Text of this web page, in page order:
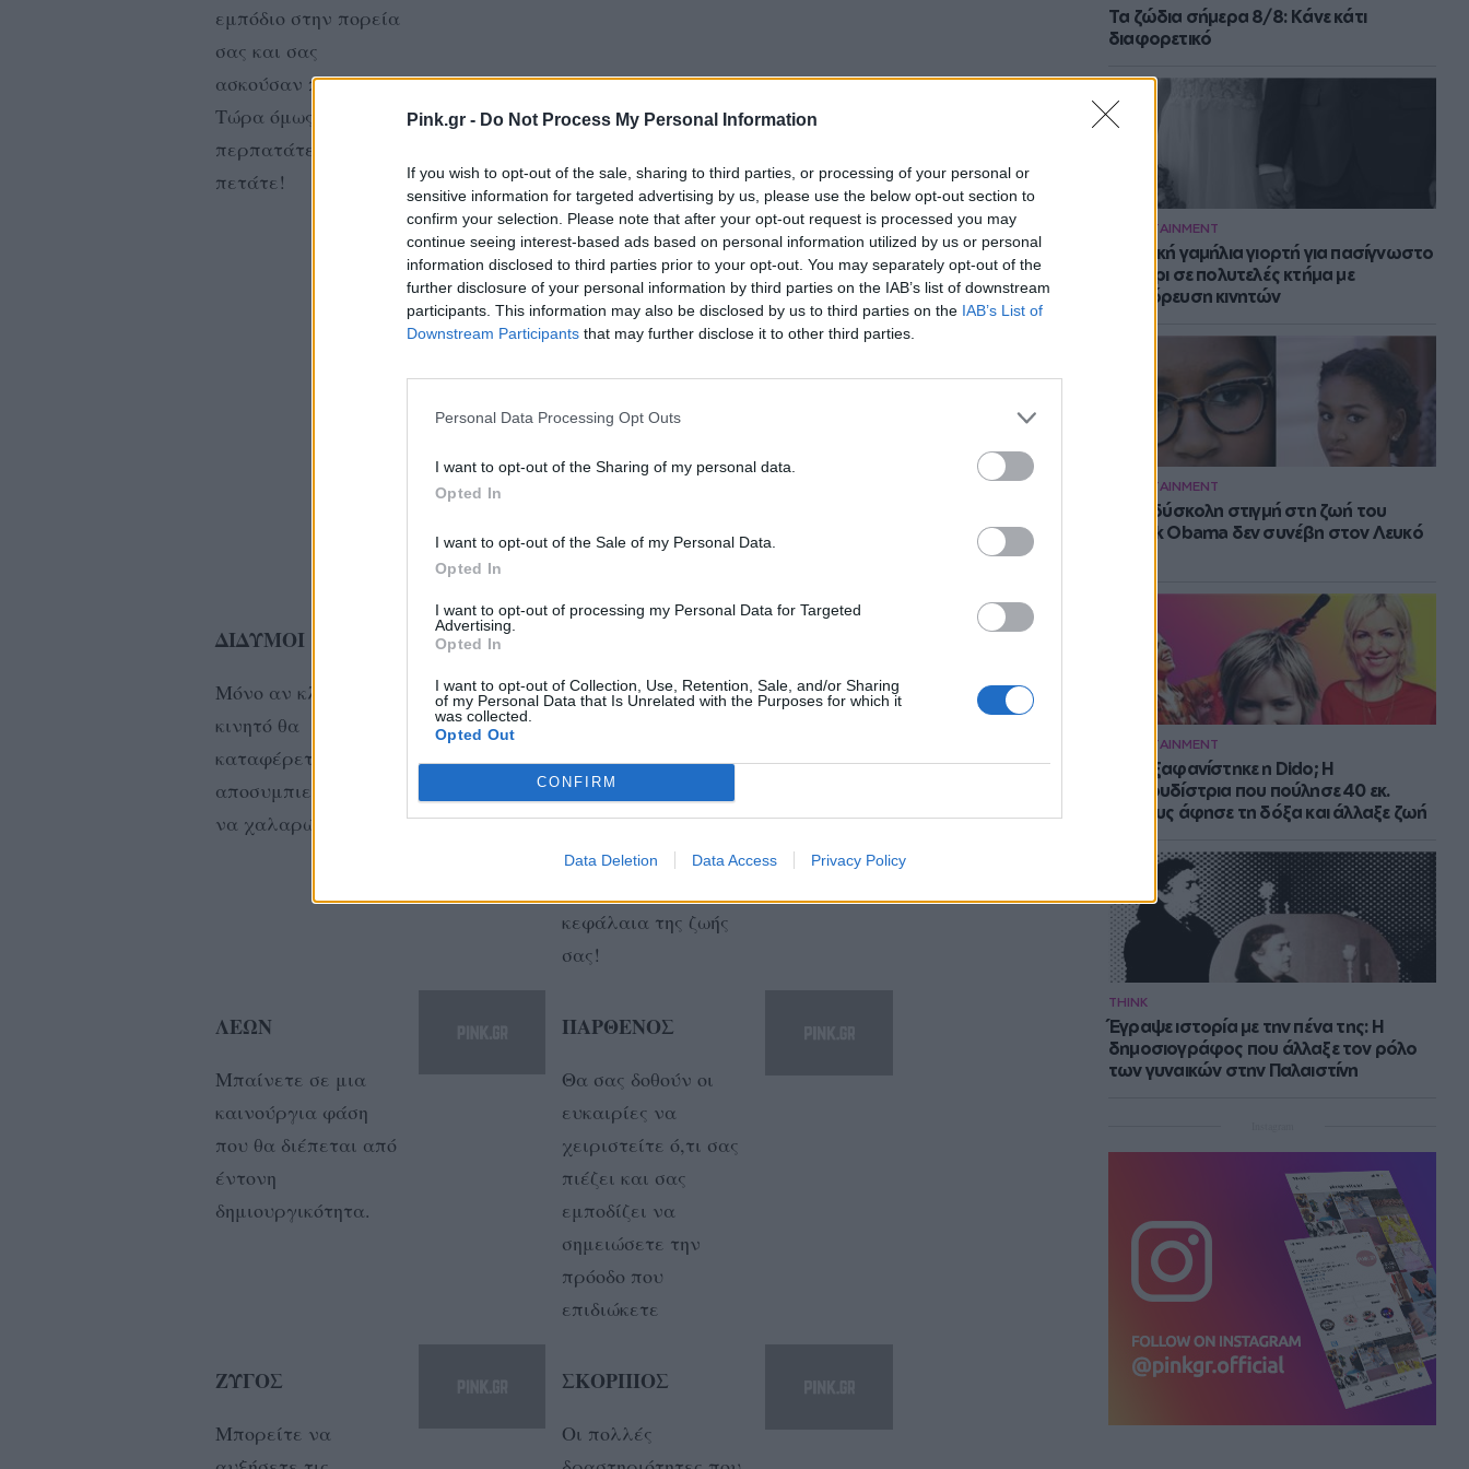
Pink.gr - Do Not Process My Personal Information
If you wish to opt-out of the sale, sharing to third parties, or processing of your personal or
sensitive information for targeted advertising by us, please use the below opt-out section to
confirm your selection. Please note that after your opt-out request is processed you may
continue seeing interest-based ads based on personal information utilized by us or personal
information disclosed to third parties prior to your opt-out. You may separately opt-out of the
further disclosure of your personal information by third parties on the IAB’s list of downstream
participants. This information may also be disclosed by us to third parties on the IAB’s List of
Downstream Participants that may further disclose it to other third parties.
Personal Data Processing Opt Outs
I want to opt-out of the Sharing of my personal data.
Opted In
I want to opt-out of the Sale of my Personal Data.
Opted In
I want to opt-out of processing my Personal Data for Targeted
Advertising.
Opted In
I want to opt-out of Collection, Use, Retention, Sale, and/or Sharing
of my Personal Data that Is Unrelated with the Purposes for which it
was collected.
Opted Out
CONFIRM
Data Deletion Data Access Privacy Policy
Τα ζώδια σήμερα 8/8: Κάνε κάτι
διαφορετικό
ENTERTAINMENT
Μυστική γαμήλια γιορτή για πασίγνωστο
ζευγάρι σε πολυτελές κτήμα με
απαγόρευση κινητών
ENTERTAINMENT
Η πιο δύσκολη στιγμή στη ζωή του
Barack Obama δεν συνέβη στον Λευκό
ENTERTAINMENT
Πού εξαφανίστηκε η Dido; Η
τραγουδίστρια που πούλησε 40 εκ.
δίσκους άφησε τη δόξα και άλλαξε ζωή
THINK
Έγραψε ιστορία με την πένα της: Η
δημοσιογράφος που άλλαξε τον ρόλο
των γυναικών στην Παλαιστίνη
εμπόδιο στην πορεία
σας και σας
ασκούσαν πίεση.
Tώρα όμως
περπατάτε και
πετάτε!
Αλλά πλέον όλα
να απομακρύνονται
ΔΙΔΥΜΟΙ
Μόνο αν κλείσετε το
κινητό θα
καταφέρετε να
αποσυμπιεστείτε και
να χαλαρώσετε.
Από πλευράς σας
αποφασίσετε
ρεαλιστικά να
γυρίσετε σελίδα, να
ξεκινήσετε τα
κεφάλαια της ζωής
σας!
ΛΕΩΝ
Μπαίνετε σε μια
καινούργια φάση
που θα διέπεται από
έντονη
δημιουργικότητα.
ΠΑΡΘΕΝΟΣ
Θα σας δοθούν οι
ευκαιρίες να
χειριστείτε ό,τι σας
πιέζει και σας
εμποδίζει να
σημειώσετε την
πρόοδο που
επιδιώκετε
ΖΥΓΟΣ
Μπορείτε να
ΣΚΟΡΠΙΟΣ
Οι πολλές